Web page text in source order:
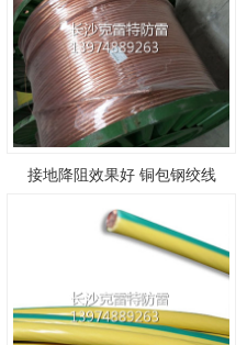
接地降阻效果好 铜包钢绞线